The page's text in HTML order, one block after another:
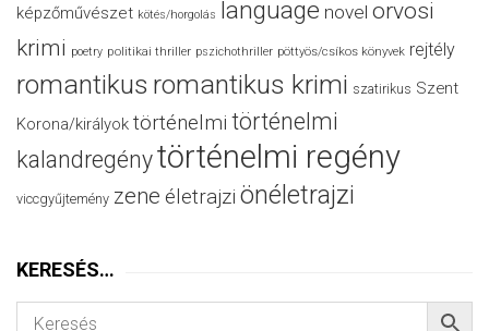
képzőművészet kötés/horgolás language novel orvosi
krimi poetry politikai thriller pszichothriller pöttyös/csíkos könyvek rejtély
romantikus romantikus krimi szatirikus Szent
Korona/királyok történelmi történelmi
kalandregénytörténelmi regény
viccgyűjtemény zene életrajzi önéletrajzi
KERESÉS…